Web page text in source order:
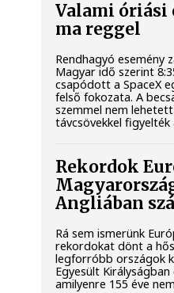
Valami óriási
ma reggel
Rendhagyó esemény
Magyar idő szerint
csapódott a SpaceX
felső fokozata. A
szemmel nem
távcsövekkel figyelték
Rekordok
Angliában
Rá sem ismerünk
rekordokat dönt a
legforróbb országok
Egyesült
amilyenre 155 éve